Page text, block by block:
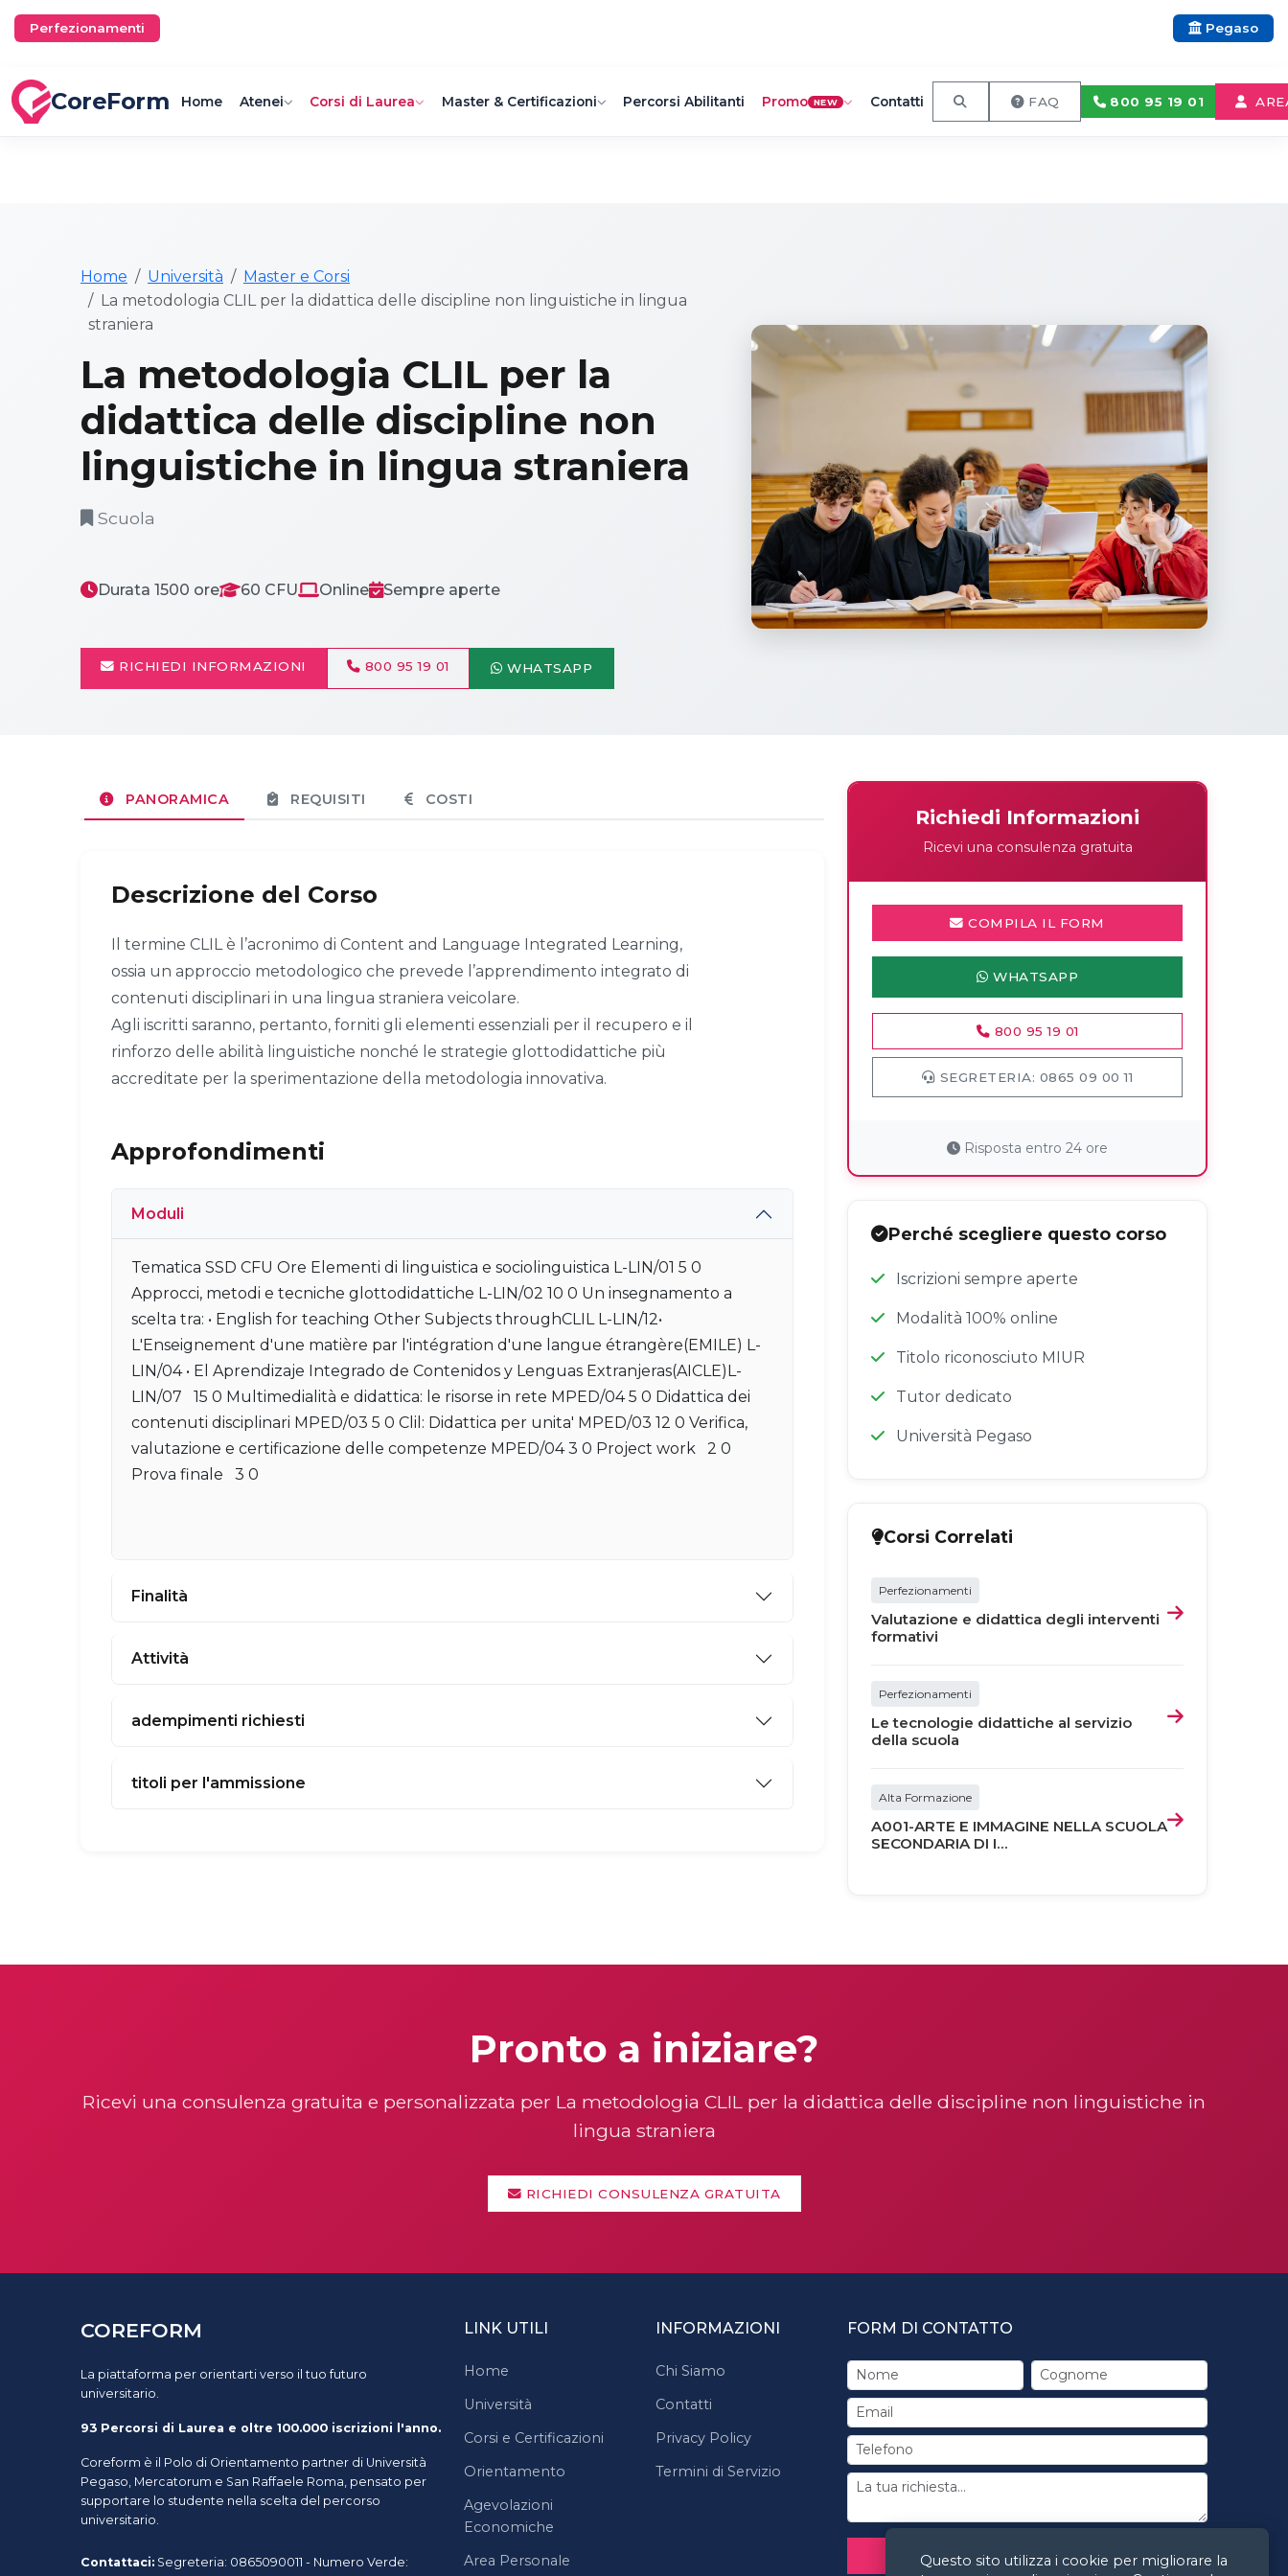
CoreForm Home Atenei Corsi di Laurea Master & Certificazioni Percorsi Abilitanti Promo NEW Contatti FAQ 800 95 19 01
Home Università
Master e Corsi
La metodologia CLIL per la didattica delle discipline non linguistiche in lingua
straniera
Perfezionamenti Pegaso
La metodologia CLIL per la
didattica delle discipline non
linguistiche in lingua straniera
Scuola
Durata 1500 ore 60 CFU Online Sempre aperte
RICHIEDI INFORMAZIONI 800 95 19 01 WHATSAPP
PANORAMICA REQUISITI COSTI
Descrizione del Corso
Il termine CLIL è l’acronimo di Content and Language Integrated Learning,
ossia un approccio metodologico che prevede l’apprendimento integrato di
contenuti disciplinari in una lingua straniera veicolare.
Agli iscritti saranno, pertanto, forniti gli elementi essenziali per il recupero e il
rinforzo delle abilità linguistiche nonché le strategie glottodidattiche più
accreditate per la sperimentazione della metodologia innovativa.
Approfondimenti
Moduli
Tematica SSD CFU Ore Elementi di linguistica e sociolinguistica L-LIN/01 5 0
Approcci, metodi e tecniche glottodidattiche L-LIN/02 10 0 Un insegnamento a
scelta tra: • English for teaching Other Subjects throughCLIL L-LIN/12•
L'Enseignement d'une matière par l'intégration d'une langue étrangère(EMILE) L-
LIN/04 • El Aprendizaje Integrado de Contenidos y Lenguas Extranjeras(AICLE)L-
LIN/07 15 0 Multimedialità e didattica: le risorse in rete MPED/04 5 0 Didattica dei
contenuti disciplinari MPED/03 5 0 Clil: Didattica per unita' MPED/03 12 0 Verifica,
valutazione e certificazione delle competenze MPED/04 3 0 Project work 2 0
Prova finale 3 0
Finalità
Attività
adempimenti richiesti
titoli per l'ammissione
Richiedi Informazioni
Ricevi una consulenza gratuita
COMPILA IL FORM
WHATSAPP
800 95 19 01
SEGRETERIA: 0865 09 00 11
Risposta entro 24 ore
Perché scegliere questo corso
Iscrizioni sempre aperte
Modalità 100% online
Titolo riconosciuto MIUR
Tutor dedicato
Università Pegaso
Corsi Correlati
Perfezionamenti
Valutazione e didattica degli interventi
formativi
Perfezionamenti
Le tecnologie didattiche al servizio
della scuola
Alta Formazione
A001-ARTE E IMMAGINE NELLA SCUOLA
SECONDARIA DI I...
Pronto a iniziare?
Ricevi una consulenza gratuita e personalizzata per La metodologia CLIL per la didattica delle discipline non linguistiche in
lingua straniera
RICHIEDI CONSULENZA GRATUITA
COREFORM
La piattaforma per orientarti verso il tuo futuro
universitario.
93 Percorsi di Laurea e oltre 100.000 iscrizioni l'anno.
Coreform è il Polo di Orientamento partner di Università
Pegaso, Mercatorum e San Raffaele Roma, pensato per
supportare lo studente nella scelta del percorso
universitario.
Contattaci: Segreteria: 0865090011 - Numero Verde:
LINK UTILI
Home
Università
Corsi e Certificazioni
Orientamento
Agevolazioni
Economiche
Area Personale
INFORMAZIONI
Chi Siamo
Contatti
Privacy Policy
Termini di Servizio
FORM DI CONTATTO
INVIA RICHIESTA
Questo sito utilizza i cookie per migliorare la